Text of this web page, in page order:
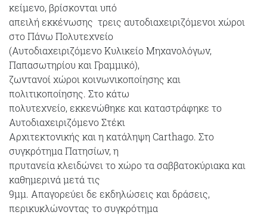
κείμενο, βρίσκονται υπό
απειλή εκκένωσης τρεις αυτοδιαχειριζόμενοι χώροι
στο Πάνω Πολυτεχνείο
(Αυτοδιαχειριζόμενο Κυλικείο Μηχανολόγων,
Παπασωτηρίου και Γραμμικό),
ζωντανοί χώροι κοινωνικοποίησης και
πολιτικοποίησης. Στο κάτω
πολυτεχνείο, εκκενώθηκε και καταστράφηκε το
Αυτοδιαχειριζόμενο Στέκι
Αρχιτεκτονικής και η κατάληψη Carthago. Στο
συγκρότημα Πατησίων, η
πρυτανεία κλειδώνει το χώρο τα σαββατοκύριακα και
καθημερινά μετά τις
9μμ. Απαγορεύει δε εκδηλώσεις και δράσεις,
περικυκλώνοντας το συγκρότημα